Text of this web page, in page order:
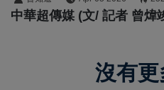
「鼓舞水城」
中華超傳媒 (文/ 記者 曾煒
沒有更